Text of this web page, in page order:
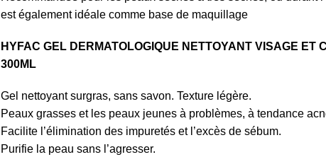
est également idéale comme base de maquillage
HYFAC GEL DERMATOLOGIQUE NETTOYANT VISAGE ET
300ML
Gel nettoyant surgras, sans savon. Texture légère.
Peaux grasses et les peaux jeunes à problèmes, à tendance
Facilite l’élimination des impuretés et l’excès de sébum.
Purifie la peau sans l’agresser.